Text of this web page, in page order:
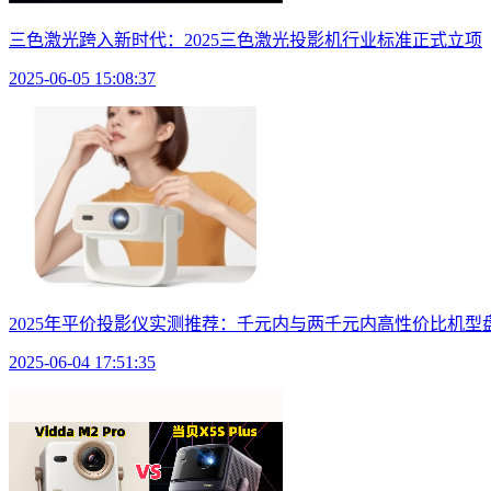
三色激光跨入新时代：2025三色激光投影机行业标准正式立项
2025-06-05 15:08:37
2025年平价投影仪实测推荐：千元内与两千元内高性价比机型
2025-06-04 17:51:35